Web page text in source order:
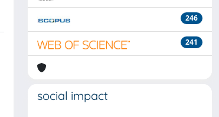
246
241
social impact